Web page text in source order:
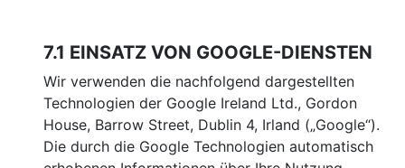
7.1 EINSATZ VON GOOGLE-DIENSTEN
Wir verwenden die nachfolgend dargestellten
Technologien der Google Ireland Ltd., Gordon
House, Barrow Street, Dublin 4, Irland („Google“).
Die durch die Google Technologien automatisch